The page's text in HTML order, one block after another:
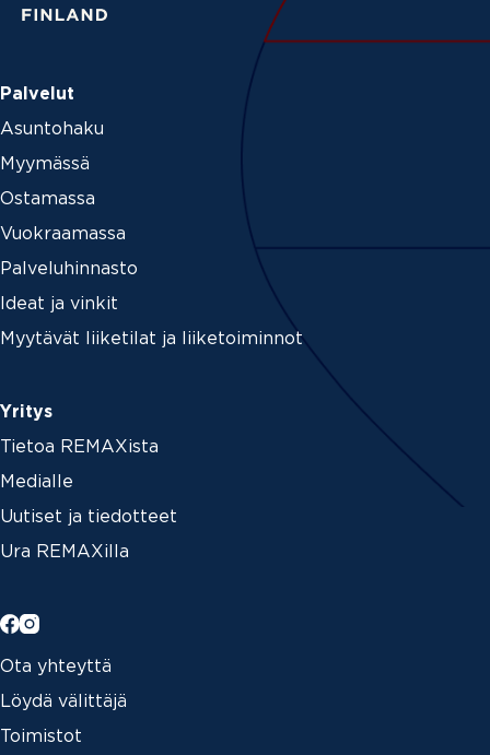
Palvelut
Asuntohaku
Myymässä
Ostamassa
Vuokraamassa
Palveluhinnasto
Ideat ja vinkit
Myytävät liiketilat ja liiketoiminnot
Yritys
Tietoa REMAXista
Medialle
Uutiset ja tiedotteet
Ura REMAXilla
Ota yhteyttä
Löydä välittäjä
Toimistot